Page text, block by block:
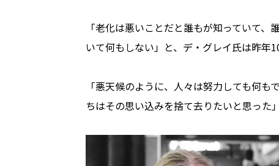
「老化は悪いことだと誰もが知っていて
いて何もしない」と、デ・グレイ氏は昨年
「悪天候のように、人々は努力しても何
ちはその思い込みを捨て去りたいと思った